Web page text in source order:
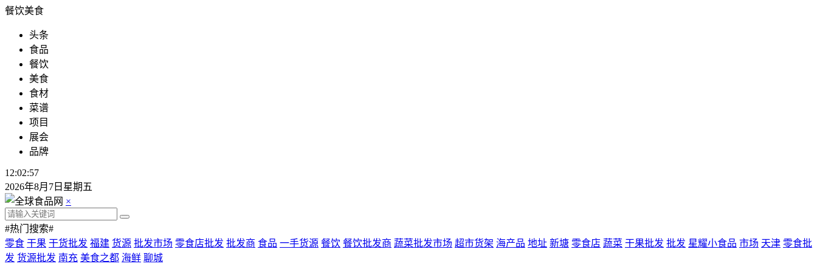
餐饮美食
头条
食品
餐饮
美食
食材
菜谱
项目
展会
品牌
12:02:58
2026年8月7日星期五
×
#热门搜索#
零食 干果 干货批发 福建 货源 批发市场 零食店批发 批发商 食品 一手货源 餐饮 餐饮批发商 蔬菜批发市场 超市货架 海产品 地址 新塘 零食店 蔬菜 干果批发 批发 星耀小食品 市场 天津 零食批
发 货源批发 南充 美食之都 海鲜 聊城